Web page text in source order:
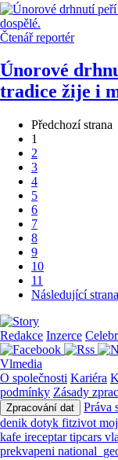
Čtenář reportér
Únorové
tradice žije i
Předchozí strana
1
2
3
4
5
6
7
8
9
10
11
Následující strana
Redakce Inzerce
Vlmedia
O společnosti Kariéra
podmínky Zásady
Zpracování dat
Práva
denik dotyk fitzivot
kafe ireceptartipcars
prekvapeni